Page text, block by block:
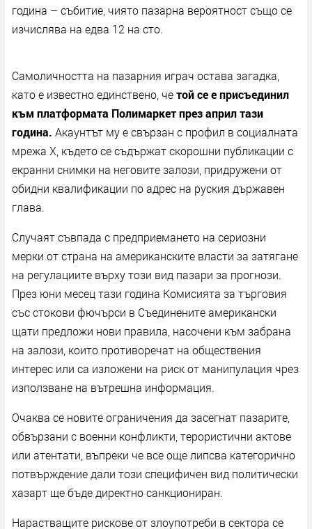
година – събитие, чиято пазарна вероятност също се
изчислява на едва 12 на сто.
Самоличността на пазарния играч остава загадка,
като е известно единствено, четой се е присъединил
към платформата Полимаркет през април тази
година. Акаунтът му е свързан с профил в социалната
мрежа Х, където се съдържат скорошни публикации с
екранни снимки на неговите залози, придружени от
обидни квалификации по адрес на руския държавен
глава.
Случаят съвпада с предприемането на сериозни
мерки от страна на американските власти за затягане
на регулациите върху този вид пазари за прогнози.
През юни месец тази година Комисията за търговия
със стокови фючърси в Съединените американски
щати предложи нови правила, насочени към забрана
на залози, които противоречат на обществения
интерес или са изложени на риск от манипулация чрез
използване на вътрешна информация.
Очаква се новите ограничения да засегнат пазарите,
обвързани с военни конфликти, терористични актове
или атентати, въпреки че все още липсва категорично
потвърждение дали този специфичен вид политически
хазарт ще бъде директно санкциониран.
Нарастващите рискове от злоупотреби в сектора се